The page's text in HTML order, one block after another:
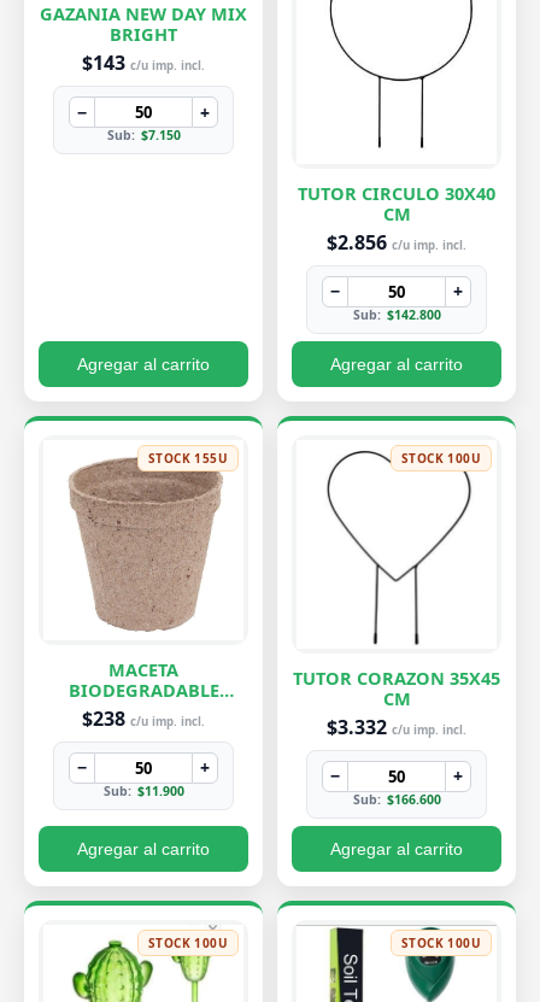
GAZANIA NEW DAY MIX
BRIGHT
$143 c/u imp. incl.
− +
Sub: $7.150
Agregar al carrito
TUTOR CIRCULO 30X40
CM
$2.856 c/u imp. incl.
− +
Sub: $142.800
Agregar al carrito
STOCK 155U
MACETA
BIODEGRADABLE
PEQUEÑA 7X8 CM
$238 c/u imp. incl.
− +
Sub: $11.900
Agregar al carrito
STOCK 100U
TUTOR CORAZON 35X45
CM
$3.332 c/u imp. incl.
− +
Sub: $166.600
Agregar al carrito
STOCK 100U STOCK 100U